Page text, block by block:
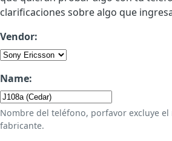
clarificaciones sobre algo que
Vendor:
Name:
Nombre del teléfono, porfavor excluye
fabricante.